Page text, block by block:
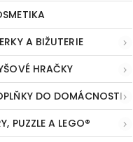
A BIŽUTERIE
HRAČKY
DO DOMÁCNOSTI
PUZZLE A LEGO®